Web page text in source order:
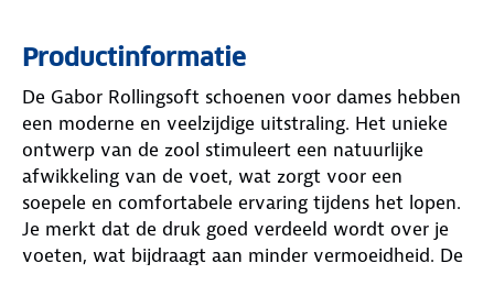
Productinformatie
De Gabor Rollingsoft schoenen voor dames hebben
een moderne en veelzijdige uitstraling. Het unieke
ontwerp van de zool stimuleert een natuurlijke
afwikkeling van de voet, wat zorgt voor een
soepele en comfortabele ervaring tijdens het lopen.
Je merkt dat de druk goed verdeeld wordt over je
voeten, wat bijdraagt aan minder vermoeidheid. De